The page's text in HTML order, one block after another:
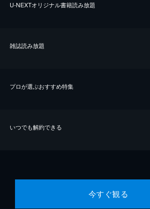
U-NEXTオリジナル書籍読み放題
雑誌読み放題
プロが選ぶおすすめ特集
いつでも解約できる
今すぐ観る